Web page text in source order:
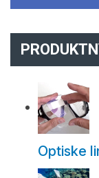
Optiske